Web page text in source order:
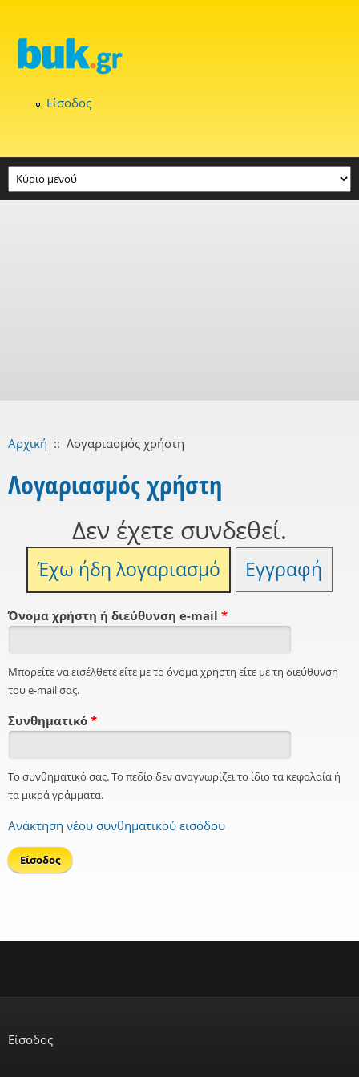
Είσοδος
Αρχική :: Λογαριασμός χρήστη
Λογαριασμός χρήστη
Δεν έχετε συνδεθεί.
Έχω ήδη λογαριασμό Εγγραφή
Όνομα χρήστη ή διεύθυνση e-mail *
Μπορείτε να εισέλθετε είτε με το όνομα χρήστη είτε με τη διεύθυνση
του e-mail σας.
Συνθηματικό *
Το συνθηματικό σας. Το πεδίο δεν αναγνωρίζει το ίδιο τα κεφαλαία ή
τα μικρά γράμματα.
Ανάκτηση νέου συνθηματικού εισόδου
Είσοδος